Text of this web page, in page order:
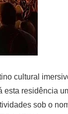
cultural
residência
sob o